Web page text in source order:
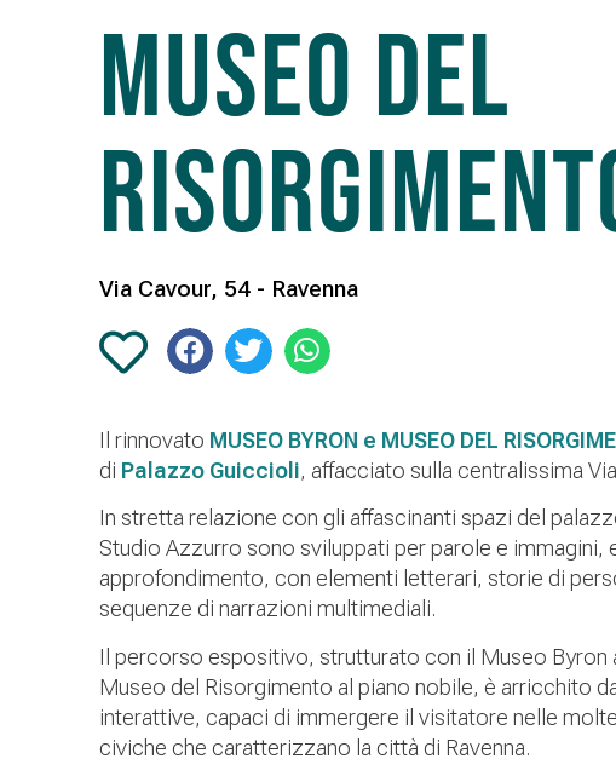
Museo del
Via Cavour, 54 - Ravenna
Il rinnovato MUSEO BYRON e MUSEO DEL
di Palazzo Guiccioli, affacciato sulla centralissima
In stretta relazione con gli affascinanti spazi del
Studio Azzurro sono sviluppati per parole e immagini,
approfondimento, con elementi letterari, storie di
sequenze di narrazioni multimediali.
Il percorso espositivo, strutturato con il Museo Byron
Museo del Risorgimento al piano nobile, è arricchito
interattive, capaci di immergere il visitatore nelle
civiche che caratterizzano la città di Ravenna.